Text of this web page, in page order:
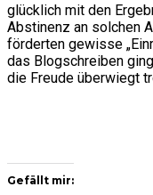
glücklich mit den
Abstinenz an solchen
förderten gewisse
das Blogschreiben
die Freude überwiegt
Gefällt mir: